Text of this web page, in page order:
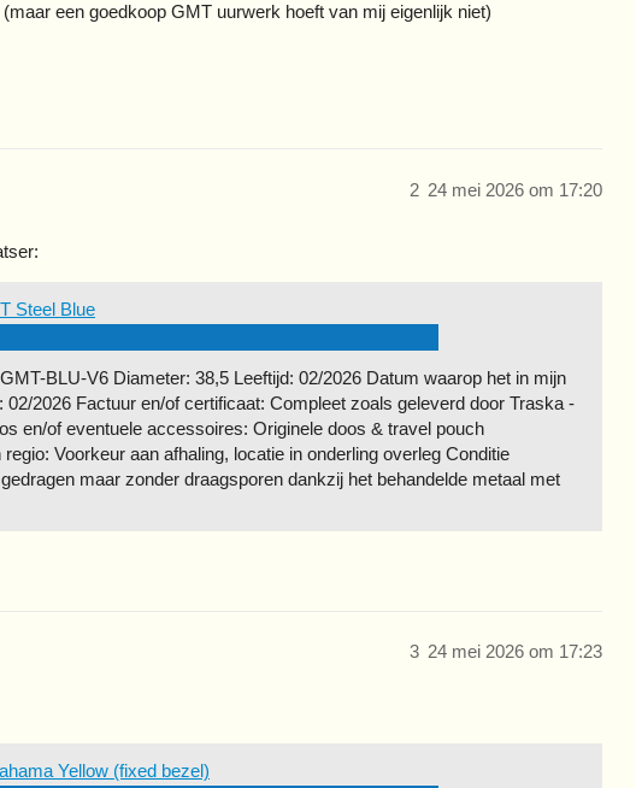
een goedkoop GMT uurwerk hoeft van mij eigenlijk niet)
24 mei 2026 om 17:20
2
Steel Blue
BLU-V6 Diameter: 38,5 Leeftijd: 02/2026 Datum waarop het in mijn
2026 Factuur en/of certificaat: Compleet zoals geleverd door Traska -
en/of eventuele accessoires: Originele doos & travel pouch
Voorkeur aan afhaling, locatie in onderling overleg Conditie
maar zonder draagsporen dankzij het behandelde metaal met
24 mei 2026 om 17:23
3
Yellow (fixed bezel)